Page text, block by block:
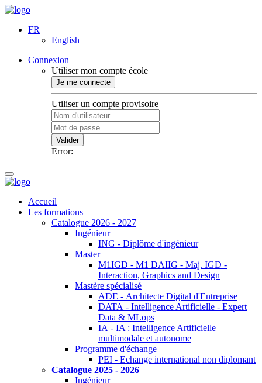
FR
English
Connexion
Utiliser mon compte école
Je me connecte
Utiliser un compte provisoire
Valider
Error:
Accueil
Les formations
Catalogue 2026 - 2027
Ingénieur
ING - Diplôme d'ingénieur
Master
M1IGD - M1 DAIIG - Maj. IGD -
Interaction, Graphics and Design
Mastère spécialisé
ADE - Architecte Digital d'Entreprise
DATA - Intelligence Artificielle - Expert
Data & MLops
IA - IA : Intelligence Artificielle
multimodale et autonome
Programme d'échange
PEI - Echange international non diplomant
Catalogue 2025 - 2026
Ingénieur